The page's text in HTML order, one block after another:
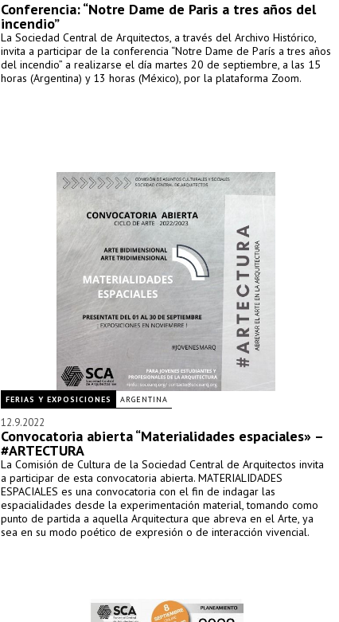
Conferencia: “Notre Dame de Paris a tres años del
incendio”
La Sociedad Central de Arquitectos, a través del Archivo Histórico,
invita a participar de la conferencia “Notre Dame de París a tres años
del incendio” a realizarse el día martes 20 de septiembre, a las 15
horas (Argentina) y 13 horas (México), por la plataforma Zoom.
FERIAS Y EXPOSICIONES ARGENTINA
12.9.2022
Convocatoria abierta “Materialidades espaciales» –
#ARTECTURA
La Comisión de Cultura de la Sociedad Central de Arquitectos invita
a participar de esta convocatoria abierta. MATERIALIDADES
ESPACIALES es una convocatoria con el fin de indagar las
espacialidades desde la experimentación material, tomando como
punto de partida a aquella Arquitectura que abreva en el Arte, ya
sea en su modo poético de expresión o de interacción vivencial.